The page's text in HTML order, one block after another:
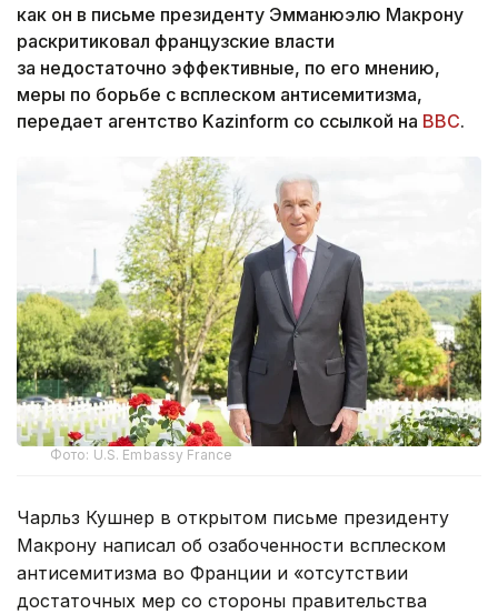
как он в письме президенту Эмманюэлю Макрону
раскритиковал французские власти
за недостаточно эффективные, по его мнению,
меры по борьбе с всплеском антисемитизма,
передает агентство Kazinform со ссылкой на ВВС.
Фото: U.S. Embassy France
Чарльз Кушнер в открытом письме президенту
Макрону написал об озабоченности всплеском
антисемитизма во Франции и «отсутствии
достаточных мер со стороны правительства